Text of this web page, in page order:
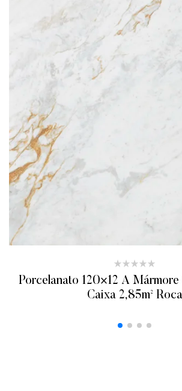
Porcelanato 120×12 A Mármore
Caixa 2,85m² Roca